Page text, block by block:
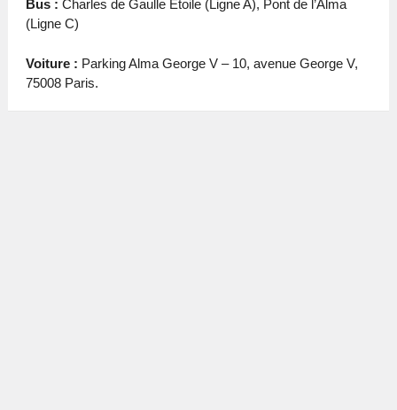
Bus : Charles de Gaulle Etoile (Ligne A), Pont de l’Alma
(Ligne C)
Voiture : Parking Alma George V – 10, avenue George V,
75008 Paris.